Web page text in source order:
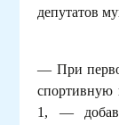
депутатов
— При
спортивную
1, —